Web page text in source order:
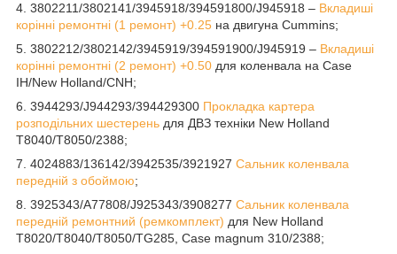
4. 3802211/3802141/3945918/394591800/J945918 – Вкладиші
корінні ремонтні (1 ремонт) +0.25 на двигуна Cummins;
5. 3802212/3802142/3945919/394591900/J945919 – Вкладиші
корінні ремонтні (2 ремонт) +0.50 для коленвала на Case
IH/New Holland/CNH;
6. 3944293/J944293/394429300 Прокладка картера
розподільних шестерень для ДВЗ техніки New Holland
T8040/T8050/2388;
7. 4024883/136142/3942535/3921927 Сальник коленвала
передній з обоймою;
8. 3925343/A77808/J925343/3908277 Сальник коленвала
передній ремонтний (ремкомплект) для New Holland
T8020/T8040/T8050/TG285, Case magnum 310/2388;